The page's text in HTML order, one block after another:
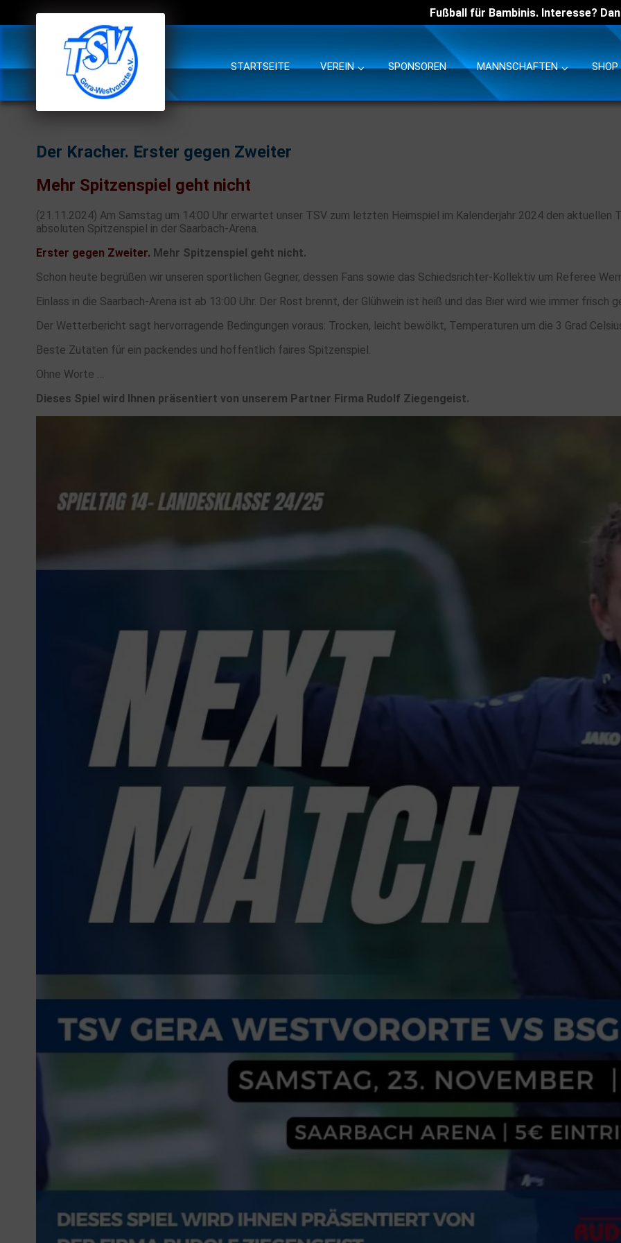
Fußball für Bambinis. Interesse?
STARTSEITE VEREIN SPONSOREN MANNSCHAFTEN SHOP
Der Kracher. Erster gegen Zweiter
Mehr Spitzenspiel geht nicht
(21.11.2024) Am Samstag um 14:00 Uhr erwartet unser TSV zum letzten Heimspiel im Kalenderjahr 2024 den aktuellen
absoluten Spitzenspiel in der Saarbach-Arena.
Erster gegen Zweiter. Mehr Spitzenspiel geht nicht.
Schon heute begrüßen wir unseren sportlichen Gegner, dessen Fans sowie das Schiedsrichter-Kollektiv um Referee
Einlass in die Saarbach-Arena ist ab 13:00 Uhr. Der Rost brennt, der Glühwein ist heiß und das Bier wird wie immer frisch
Der Wetterbericht sagt hervorragende Bedingungen voraus: Trocken, leicht bewölkt, Temperaturen um die 3 Grad
Beste Zutaten für ein packendes und hoffentlich faires Spitzenspiel.
Ohne Worte …
Dieses Spiel wird Ihnen präsentiert von unserem Partner Firma Rudolf Ziegengeist.